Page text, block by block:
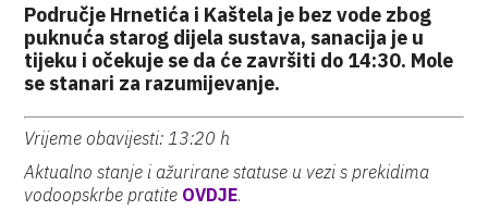
Područje Hrnetića i Kaštela je bez vode zbog
puknuća starog dijela sustava, sanacija je u
tijeku i očekuje se da će završiti do 14:30. Mole
se stanari za razumijevanje.
Vrijeme obavijesti: 13:20 h
Aktualno stanje i ažurirane statuse u vezi s prekidima
vodoopskrbe pratite OVDJE.